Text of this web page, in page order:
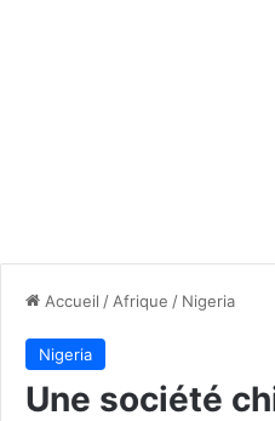
Accueil / Afrique / Nigeria
Nigeria
Une société